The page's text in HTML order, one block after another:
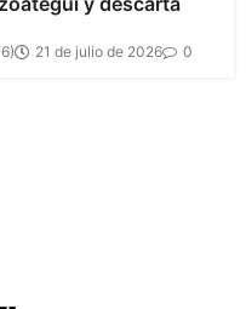
21 de julio de 2026 0